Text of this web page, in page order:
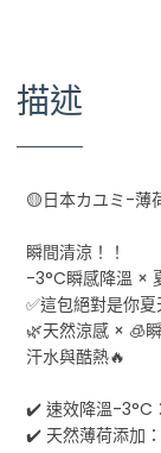
描述
🟡日本カユミ-薄
瞬間清涼！！
-3°C瞬感降溫 ×
✅這包絕對是你夏
🌿天然涼感 × 🧊
汗水與酷熱🔥
✔️ 速效降溫-3°C
✔️ 天然薄荷添加